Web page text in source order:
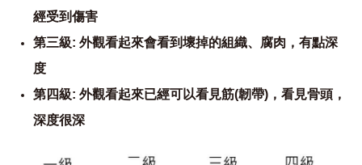
經受到傷害
第三級: 外觀看起來會看到壞掉的組織、腐肉，有點深
度
第四級: 外觀看起來已經可以看見筋(韌帶)，看見骨頭，
深度很深